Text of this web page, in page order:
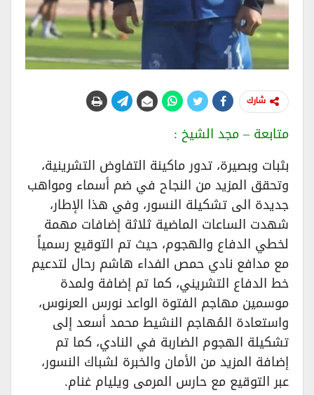
شارك
متابعة – مجد الشيخ :
بثبات وبصيرة، تدور ماكينة التفاوض التشرينية،
وتحقق المزيد من النجاح في ضم أسماء ومواهب
جديدة الى تشكيلة النسور، وفي هذا الإطار،
شهدت الساعات الماضية ثلاثة إضافات مهمة
لخطي الدفاع والهجوم، حيث تم التوقيع رسمياً
مع مدافع نادي حمص الفداء هاشم رحال لتدعيم
خط الدفاع التشريني، كما تم إضافة ولمدة
موسمين مهاجم الفتوة الواعد نورس العرنوس،
واستعادة المُهاجم النشيط محمد أسعد إلى
تشكيلة الهجوم الضاربة في النادي، كما تم
إضافة المزيد من الأمان والخبرة لشباك النسور،
عبر التوقيع مع حارس المرمى ويليام غنام.